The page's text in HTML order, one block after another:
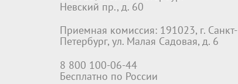
Невский пр., д. 60
Приемная комиссия: 191023, г. Санкт-
Петербург, ул. Малая Садовая, д. 6
8 800 100-06-44
Бесплатно по России